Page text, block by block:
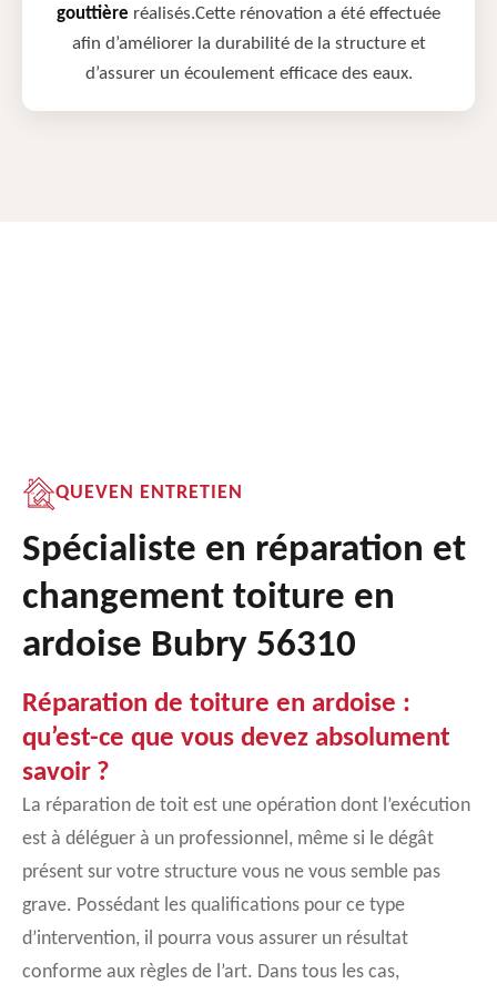
gouttière réalisés.Cette rénovation a été effectuée
afin d’améliorer la durabilité de la structure et
d’assurer un écoulement efficace des eaux.
QUEVEN ENTRETIEN
Spécialiste en réparation et
changement toiture en
ardoise Bubry 56310
Réparation de toiture en ardoise :
qu’est-ce que vous devez absolument
savoir ?
La réparation de toit est une opération dont l’exécution
est à déléguer à un professionnel, même si le dégât
présent sur votre structure vous ne vous semble pas
grave. Possédant les qualifications pour ce type
d’intervention, il pourra vous assurer un résultat
conforme aux règles de l’art. Dans tous les cas,